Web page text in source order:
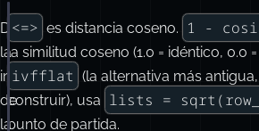
Desde
la
instalación
de
la
CREATE EXTENSION IF NOT EXISTS
ALTER TABLE
-- HNSW suele ser el primer
CREATE
INDEX
<=> es distancia coseno. 1 -
la similitud coseno (1.0 = idéntico, 0.0
ivfflat (la alternativa más
construir), usa lists =
punto de partida.